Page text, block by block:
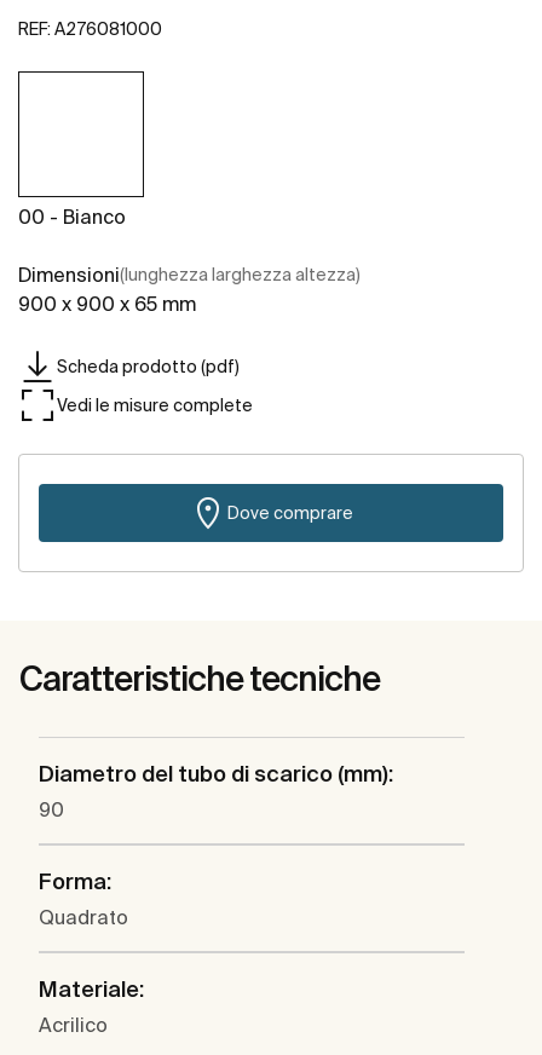
REF: A276081000
00 - Bianco
Dimensioni(lunghezza larghezza altezza)
900 x 900 x 65 mm
Scheda prodotto (pdf)
Vedi le misure complete
Dove comprare
Caratteristiche tecniche
Diametro del tubo di scarico (mm):
90
Forma:
Quadrato
Materiale:
Acrilico